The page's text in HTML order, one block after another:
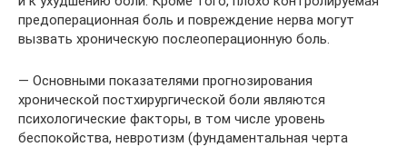
предоперационная боль и повреждение нерва могут
вызвать хроническую послеоперационную боль.
— Основными показателями прогнозирования
хронической постхирургической боли являются
психологические факторы, в том числе уровень
беспокойства, невротизм (фундаментальная черта